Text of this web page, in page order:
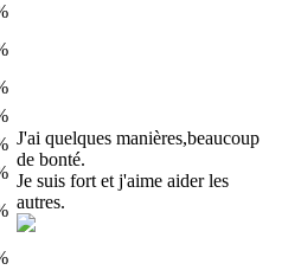
J'ai quelques manières,beaucoup
de bonté.
Je suis fort et j'aime aider les
autres.